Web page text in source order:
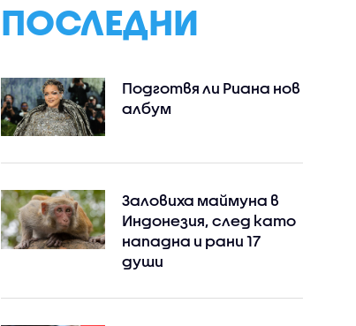
министър
ПОСЛЕДНИ
Подготвя ли Риана нов
албум
Заловиха маймуна в
Индонезия, след като
нападна и рани 17
души